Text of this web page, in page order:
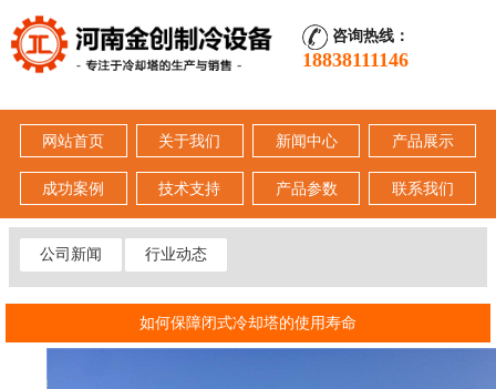
咨询热线：
18838111146
网站首页 关于我们 新闻中心 产品展示
成功案例 技术支持 产品参数 联系我们
公司新闻 行业动态
如何保障闭式冷却塔的使用寿命